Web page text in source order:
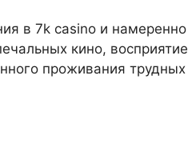
в 7k casino и намеренно
кино, восприятие
проживания трудных